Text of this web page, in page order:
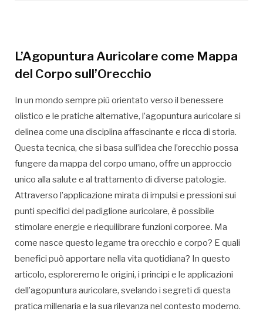
L’Agopuntura Auricolare come Mappa
del Corpo sull’Orecchio
In un mondo sempre più orientato verso il benessere
olistico e le pratiche alternative, l’agopuntura auricolare si
delinea come una disciplina affascinante e ricca di storia.
Questa tecnica, che si basa sull’idea che l’orecchio possa
fungere da mappa del corpo umano, offre un approccio
unico alla salute e al trattamento di diverse patologie.
Attraverso l’applicazione mirata di impulsi e pressioni sui
punti specifici del padiglione auricolare, è possibile
stimolare energie e riequilibrare funzioni corporee. Ma
come nasce questo legame tra orecchio e corpo? E quali
benefici può apportare nella vita quotidiana? In questo
articolo, esploreremo le origini, i principi e le applicazioni
dell’agopuntura auricolare, svelando i segreti di questa
pratica millenaria e la sua rilevanza nel contesto moderno.